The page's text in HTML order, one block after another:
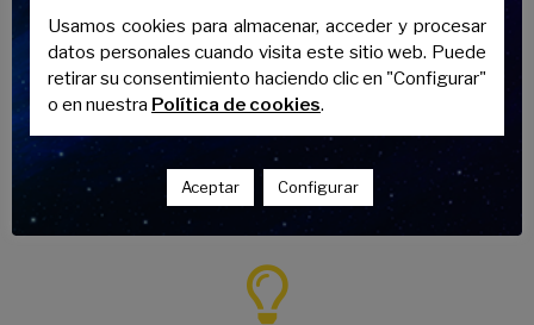
Estudia como tú prefieras
Hazlo online o de forma presencial en Málaga. Horarios
flexibles que se adaptan a tus necesidades.
Usamos cookies para almacenar, acceder y procesar
datos personales cuando visita este sitio web. Puede
retirar su consentimiento haciendo clic en "Configurar"
o en nuestra Política de cookies.
Aceptar Configurar